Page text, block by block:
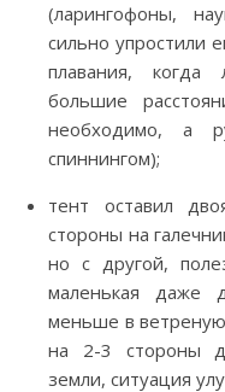
(ларингофоны,
сильно упростили
плавания, когда
большие
необходимо, а
спиннингом);
тент оставил
стороны на
но с другой,
маленькая даже
меньше в
на 2-3 стороны
земли, ситуация